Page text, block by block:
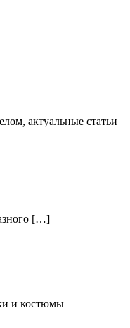
актуальные статьи
[…]
и костюмы